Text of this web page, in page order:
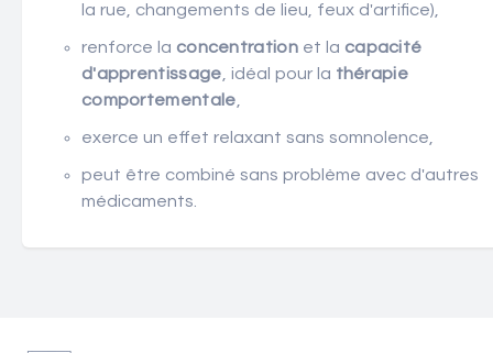
la rue, changements de lieu, feux d'artifice),
renforce la concentrationet la capacité
d'apprentissage , idéal pour la thérapie
comportementale
exerce un effet relaxant sans somnolence,
peut être combiné sans problème avec d'autres
médicaments.